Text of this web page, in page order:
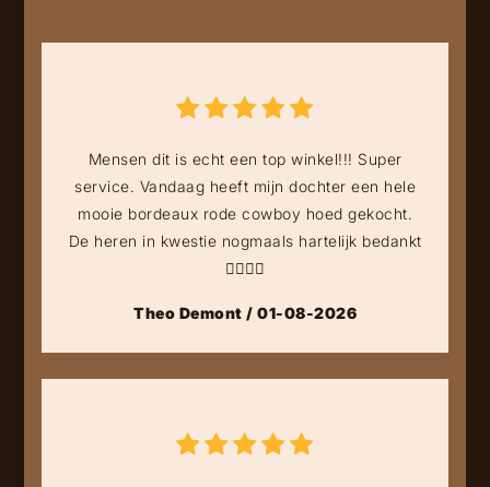
Mensen dit is echt een top winkel!!! Super
service. Vandaag heeft mijn dochter een hele
mooie bordeaux rode cowboy hoed gekocht.
De heren in kwestie nogmaals hartelijk bedankt
👍🏻👍🏻
Theo Demont / 01-08-2026